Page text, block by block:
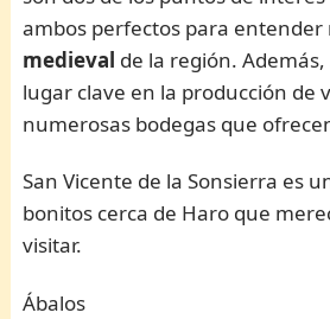
ambos perfectos para entender
medieval de la región.
lugar clave en la producción de
numerosas bodegas que
San Vicente de la Sonsierra es
bonitos cerca de Haro que
visitar.
Ábalos